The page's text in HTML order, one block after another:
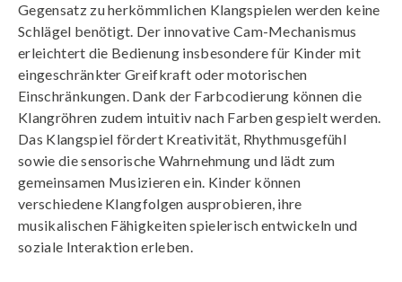
Gegensatz zu herkömmlichen Klangspielen werden keine
Schlägel benötigt. Der innovative Cam-Mechanismus
erleichtert die Bedienung insbesondere für Kinder mit
eingeschränkter Greifkraft oder motorischen
Einschränkungen. Dank der Farbcodierung können die
Klangröhren zudem intuitiv nach Farben gespielt werden.
Das Klangspiel fördert Kreativität, Rhythmusgefühl
sowie die sensorische Wahrnehmung und lädt zum
gemeinsamen Musizieren ein. Kinder können
verschiedene Klangfolgen ausprobieren, ihre
musikalischen Fähigkeiten spielerisch entwickeln und
soziale Interaktion erleben.